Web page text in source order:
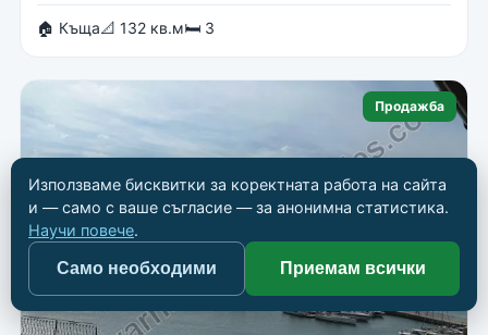
🏠 Къща📐 132 кв.м🛏 3
Продажба
Използваме бисквитки за коректната работа на сайта
и — само с ваше съгласие — за анонимна статистика.
Научи повече.
Само необходими Приемам всички